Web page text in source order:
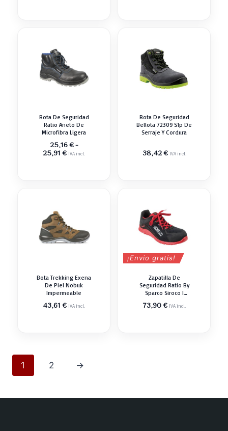
Bota De Seguridad
Ratio Aneto De
Microfibra Ligera
25,16€-
25,91€Rango
IVA incl.
Bota De Seguridad
Bellota 72309 S1p De
Serraje Y Cordura
38,42€ IVA incl.
Bota Trekking Exena
De Piel Nobuk
Impermeable
43,61€ IVA incl.
¡Envio gratis!
Zapatilla De
Seguridad Ratio By
Sparco Siroco I
73,90€ IVA incl.
1 2 →